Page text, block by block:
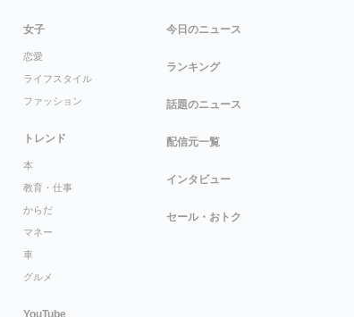
女子
恋愛
ライフスタイル
ファッション
トレンド
本
教育・仕事
からだ
マネー
車
グルメ
YouTube
今日のニュース
ランキング
話題のニュース
配信元一覧
インタビュー
セール・おトク